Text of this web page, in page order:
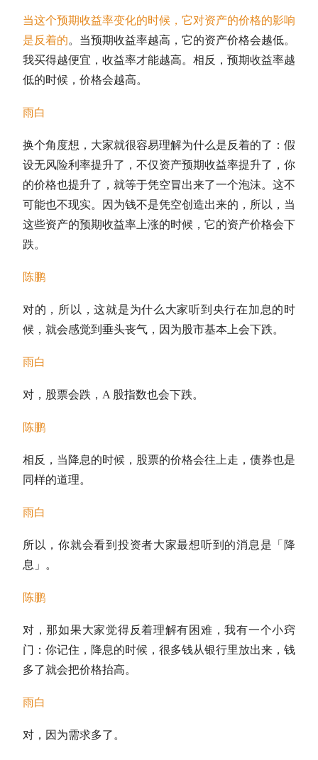
当这个预期收益率变化的时候，它对资产的价格的影响
是反着的。当预期收益率越高，它的资产价格会越低。
我买得越便宜，收益率才能越高。相反，预期收益率越
低的时候，价格会越高。
雨白
换个角度想，大家就很容易理解为什么是反着的了：假
设无风险利率提升了，不仅资产预期收益率提升了，你
的价格也提升了，就等于凭空冒出来了一个泡沫。这不
可能也不现实。因为钱不是凭空创造出来的，所以，当
这些资产的预期收益率上涨的时候，它的资产价格会下
跌。
陈鹏
对的，所以，这就是为什么大家听到央行在加息的时
候，就会感觉到垂头丧气，因为股市基本上会下跌。
雨白
对，股票会跌，A 股指数也会下跌。
陈鹏
相反，当降息的时候，股票的价格会往上走，债券也是
同样的道理。
雨白
所以，你就会看到投资者大家最想听到的消息是「降
息」。
陈鹏
对，那如果大家觉得反着理解有困难，我有一个小窍
门：你记住，降息的时候，很多钱从银行里放出来，钱
多了就会把价格抬高。
雨白
对，因为需求多了。